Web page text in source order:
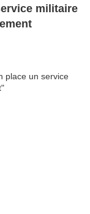
militaire